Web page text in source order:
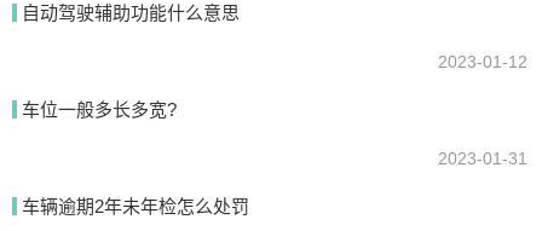
自动驾驶辅助功能什么意思
2023-01-12
车位一般多长多宽?
2023-01-31
车辆逾期2年未年检怎么处罚